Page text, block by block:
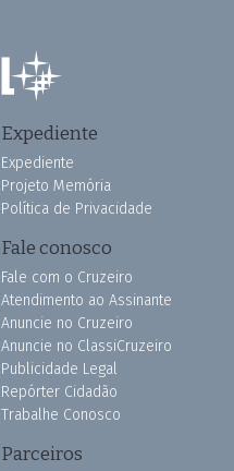
Expediente
Expediente
Projeto Memória
Política de Privacidade
Fale conosco
Fale com o Cruzeiro
Atendimento ao Assinante
Anuncie no Cruzeiro
Anuncie no ClassiCruzeiro
Publicidade Legal
Repórter Cidadão
Trabalhe Conosco
Parceiros